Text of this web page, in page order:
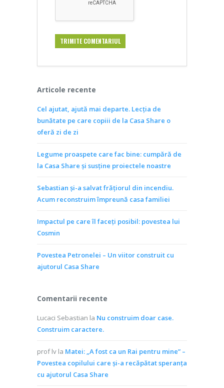
Articole recente
Cel ajutat, ajută mai departe. Lecția de
bunătate pe care copiii de la Casa Share o
oferă zi de zi
Legume proaspete care fac bine: cumpără de
la Casa Share și susține proiectele noastre
Sebastian și-a salvat frățiorul din incendiu.
Acum reconstruim împreună casa familiei
Impactul pe care îl faceți posibil: povestea lui
Cosmin
Povestea Petronelei – Un viitor construit cu
ajutorul Casa Share
Comentarii recente
Lucaci Sebastian la Nu construim doar case.
Construim caractere.
prof lv la Matei: „A fost ca un Rai pentru mine” –
Povestea copilului care și-a recăpătat speranța
cu ajutorul Casa Share